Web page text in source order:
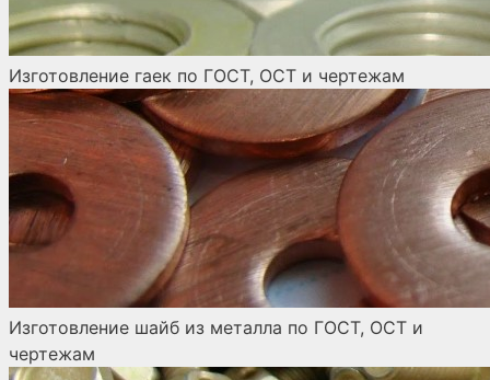
Изготовление гаек по ГОСТ, ОСТ и чертежам
Изготовление шайб из металла по ГОСТ, ОСТ и
чертежам